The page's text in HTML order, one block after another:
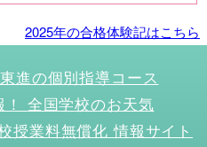
2025年の合格体験記はこちら
進の個別指導コース
全国学校のお天気
授業料無償化 情報サイト